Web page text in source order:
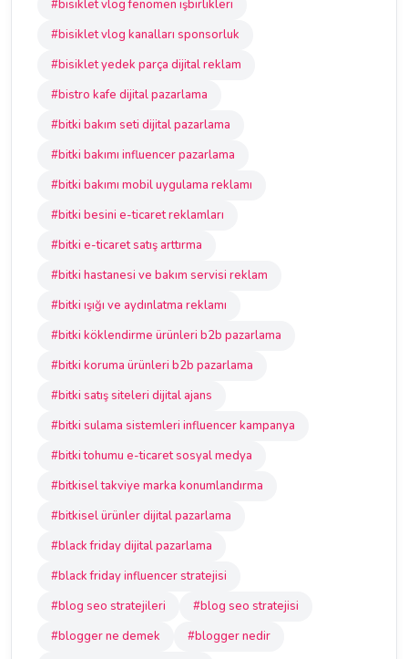
#bisiklet vlog fenomen işbirlikleri
#bisiklet vlog kanalları sponsorluk
#bisiklet yedek parça dijital reklam
#bistro kafe dijital pazarlama
#bitki bakım seti dijital pazarlama
#bitki bakımı influencer pazarlama
#bitki bakımı mobil uygulama reklamı
#bitki besini e-ticaret reklamları
#bitki e-ticaret satış arttırma
#bitki hastanesi ve bakım servisi reklam
#bitki ışığı ve aydınlatma reklamı
#bitki köklendirme ürünleri b2b pazarlama
#bitki koruma ürünleri b2b pazarlama
#bitki satış siteleri dijital ajans
#bitki sulama sistemleri influencer kampanya
#bitki tohumu e-ticaret sosyal medya
#bitkisel takviye marka konumlandırma
#bitkisel ürünler dijital pazarlama
#black friday dijital pazarlama
#black friday influencer stratejisi
#blog seo stratejileri
#blog seo stratejisi
#blogger ne demek
#blogger nedir